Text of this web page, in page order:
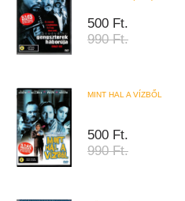
500 Ft.
990 Ft.
MINT HAL A VÍZBŐL
500 Ft.
990 Ft.